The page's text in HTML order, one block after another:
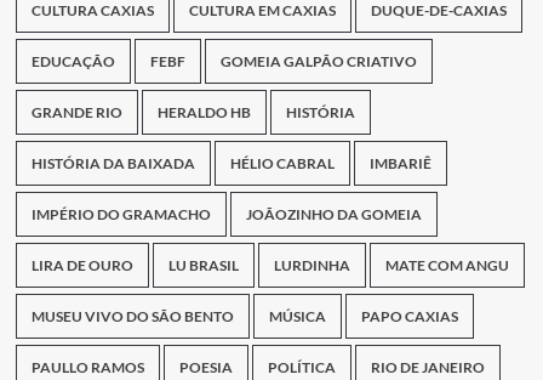
CULTURA CAXIAS CULTURA EM CAXIAS DUQUE-DE-CAXIAS
EDUCAÇÃO FEBF GOMEIA GALPÃO CRIATIVO
GRANDE RIO HERALDO HB HISTÓRIA
HISTÓRIA DA BAIXADA HÉLIO CABRAL IMBARIÊ
IMPÉRIO DO GRAMACHO JOÃOZINHO DA GOMEIA
LIRA DE OURO LU BRASIL LURDINHA MATE COM ANGU
MUSEU VIVO DO SÃO BENTO MÚSICA PAPO CAXIAS
PAULLO RAMOS POESIA POLÍTICA RIO DE JANEIRO